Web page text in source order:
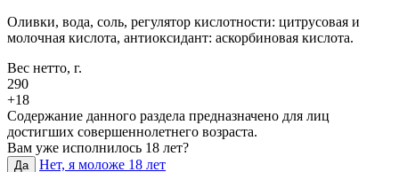
Оливки, вода, соль, регулятор кислотности: цитрусовая и
молочная кислота, антиоксидант: аскорбиновая кислота.
Вес нетто, г.
290
+18
Содержание данного раздела предназначено для лиц
достигших совершеннолетнего возраста.
Вам уже исполнилось 18 лет?
Да
Нет, я моложе 18 лет